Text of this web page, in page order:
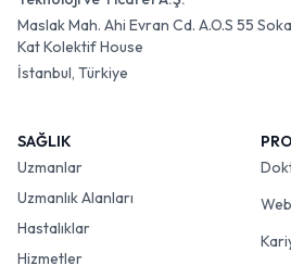
Maslak Mah. Ahi Evran Cd. A.O.S 55
Kat Kolektif House
İstanbul, Türkiye
SAĞLIK
Uzmanlar
Uzmanlık Alanları
Hastalıklar
Hizmetler